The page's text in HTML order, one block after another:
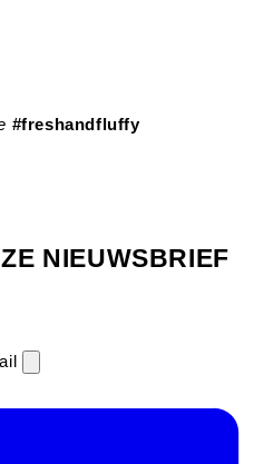
#freshandfluffy
NIEUWSBRIEF